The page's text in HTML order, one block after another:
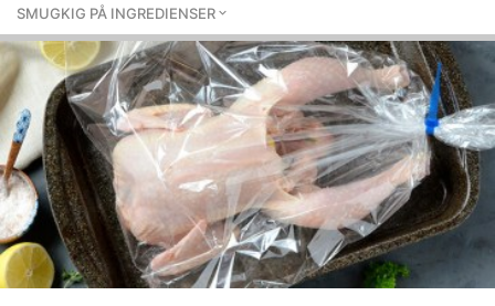
SMUGKIG PÅ INGREDIENSER